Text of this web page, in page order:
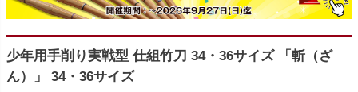
少年用手削り実戦型 仕組竹刀 34・36サイズ 「斬（ざ
ん）」 34・36サイズ